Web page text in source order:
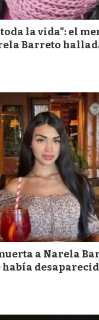
la vida”: el
Barreto
a Narela